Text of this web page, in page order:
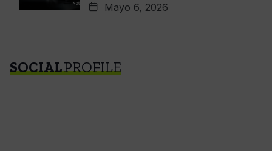
Mayo 6, 2026
SOCIALPROFILE